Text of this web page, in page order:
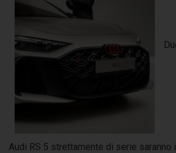
Audi RS 5 strettamente di serie saranno